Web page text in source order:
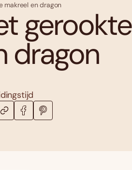
makreel en dragon
gerookte
dragon